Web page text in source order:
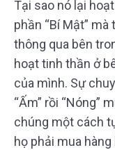
Tại sao nó lại
phần “Bí Mật”
thông qua bên
hoạt tinh thần ở
của mình. Sự
“Ấm” rồi “Nóng”
chúng một cách
họ phải mua